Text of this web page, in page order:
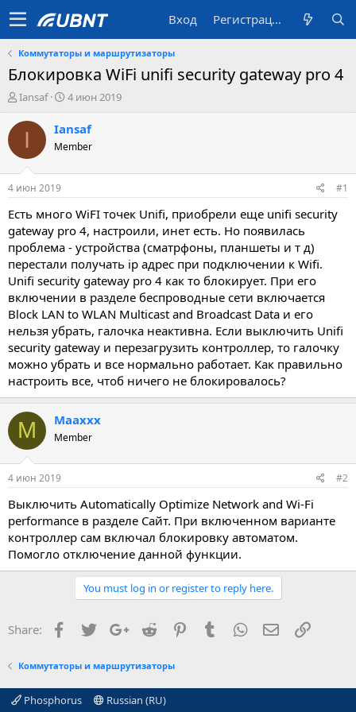
Вход Регистрация
Коммутаторы и маршрутизаторы
Блокировка WiFi unifi security gateway pro 4
А
т
р
м
ы
Iansaf
Д
т
с
а
и
я
4 июн 2019
I Iansaf
Member
4 июн 2019 #1
Есть много WiFI точек Unifi, приобрели еще unifi security
gateway pro 4, настроили, инет есть. Но появилась
проблема - устройства (сматрфоны, планшеты и т д)
перестали получать ip адрес при подключении к Wifi.
Unifi security gateway pro 4 как то блокирует. При его
включении в разделе беспроводные сети включается
Block LAN to WLAN Multicast and Broadcast Data и его
нельзя убрать, галочка неактивна. Если выключить Unifi
security gateway и перезагрузить контроллер, то галочку
можно убрать и все нормально работает. Как правильно
настроить все, чтоб ничего не блокировалось?
M Maaxxx
Member
4 июн 2019 #2
Выключить Automatically Optimize Network and Wi-Fi
performance в разделе Сайт. При включенном варианте
контроллер сам включал блокировку автоматом.
Помогло отключение данной функции.
You must log in or register to reply here.
Share: Facebook
TwitterGoogle+
Reddit PinterestTumblrWhatsApp
E-mailСсылка
Коммутаторы и маршрутизаторы
Phosphorus Russian (RU)